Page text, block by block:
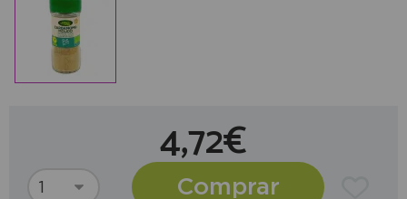
4,72€
Comprar